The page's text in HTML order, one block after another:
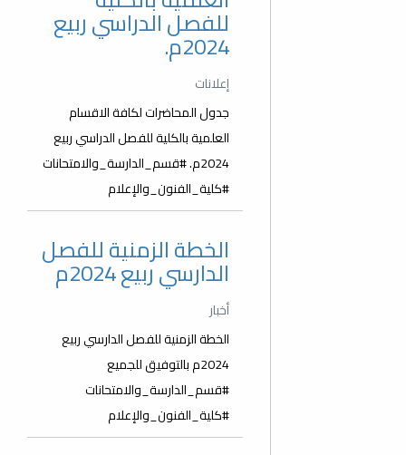
للفصل الدراسي ربيع
2024م.
إعلانات
جدول المحاضرات لكافة الاقسام
العلمية بالكلية للفصل الدراسي ربيع
2024م. #قسم_الدارسة_والامتحانات
#كلية_الفنون_والإعلام
الخطة الزمنية للفصل
الدارسي ربيع 2024م
أخبار
الخطة الزمنية للفصل الدارسي ربيع
2024م بالتوفيق للجميع
#قسم_الدارسة_والامتحانات
#كلية_الفنون_والإعلام